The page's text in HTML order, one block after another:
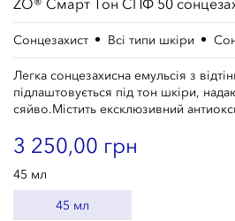
Сонцезахист Всі типи шкіри
Легка сонцезахисна емульсія з
підлаштовується під тон шкіри,
сяйво.Містить ексклюзивний
3 250,00 грн
45 мл
45 мл